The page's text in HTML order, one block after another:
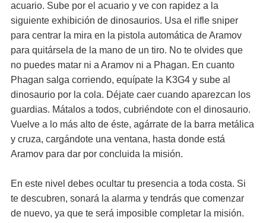
acuario. Sube por el acuario y ve con rapidez a la
siguiente exhibición de dinosaurios. Usa el rifle sniper
para centrar la mira en la pistola automática de Aramov
para quitársela de la mano de un tiro. No te olvides que
no puedes matar ni a Aramov ni a Phagan. En cuanto
Phagan salga corriendo, equípate la K3G4 y sube al
dinosaurio por la cola. Déjate caer cuando aparezcan los
guardias. Mátalos a todos, cubriéndote con el dinosaurio.
Vuelve a lo más alto de éste, agárrate de la barra metálica
y cruza, cargándote una ventana, hasta donde está
Aramov para dar por concluida la misión.
En este nivel debes ocultar tu presencia a toda costa. Si
te descubren, sonará la alarma y tendrás que comenzar
de nuevo, ya que te será imposible completar la misión.